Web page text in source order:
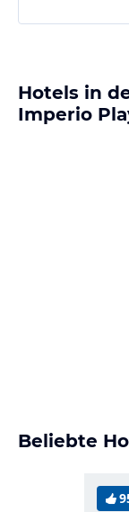
Hotels in
Imperio
Beliebte